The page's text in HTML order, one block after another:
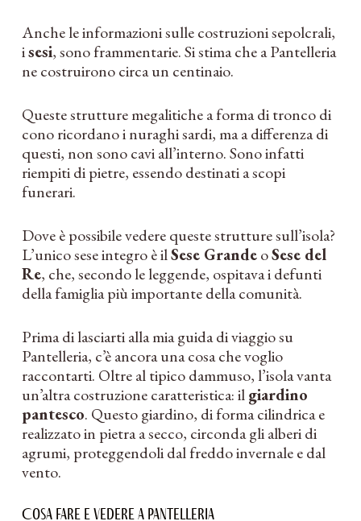
Anche le informazioni sulle costruzioni sepolcrali,
isesi, sono frammentarie. Si stima che a Pantelleria
ne costruirono circa un centinaio.
Queste strutture megalitiche a forma di tronco di
cono ricordano i nuraghi sardi, ma a differenza di
questi, non sono cavi all’interno. Sono infatti
riempiti di pietre, essendo destinati a scopi
funerari.
Dove è possibile vedere queste strutture sull’isola?
L’unico sese integro è ilSese GrandeoSese del
Re, che, secondo le leggende, ospitava i defunti
della famiglia più importante della comunità.
Prima di lasciarti alla mia guida di viaggio su
Pantelleria, c’è ancora una cosa che voglio
raccontarti. Oltre al tipico dammuso, l’isola vanta
un’altra costruzione caratteristica: ilgiardino
pantesco. Questo giardino, di forma cilindrica e
realizzato in pietra a secco, circonda gli alberi di
agrumi, proteggendoli dal freddo invernale e dal
vento.
Cosa fare e vedere a Pantelleria